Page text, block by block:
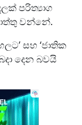
පරිත්‍යාග
වන්නේ.
සහ ‘ජාතික
දෙන බවයි